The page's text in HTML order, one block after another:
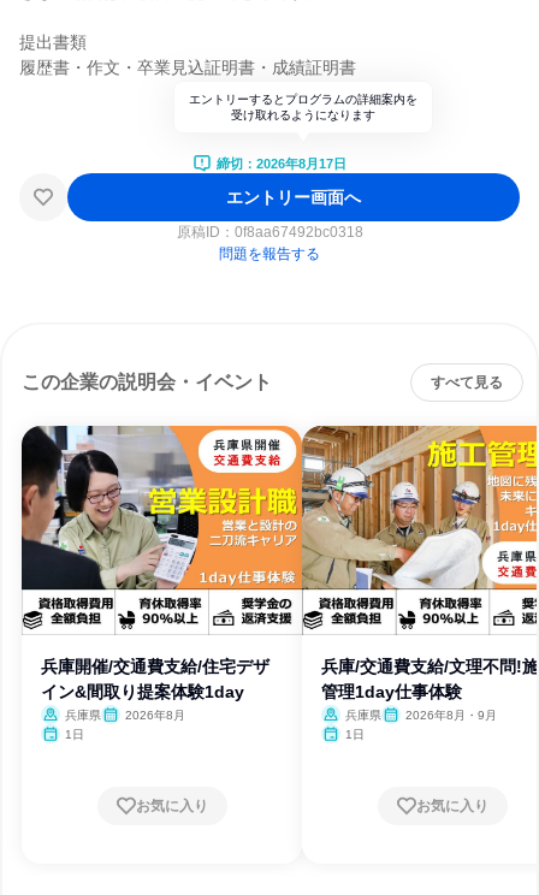
提出書類
履歴書・作文・卒業見込証明書・成績証明書
エントリーするとプログラムの詳細案内を
受け取れるようになります
締切：2026年8月17日
エントリー画面へ
原稿ID： 0f8aa67492bc0318
問題を報告する
この企業の説明会・イベント すべて見る
兵庫開催/交通費支給/住宅デザ
イン&間取り提案体験1day
兵庫県
2026年8月
1日
お気に入り
兵庫/交通費支給/文理不問!
管理1day仕事体験
兵庫県
2026年8月・9月
1日
お気に入り